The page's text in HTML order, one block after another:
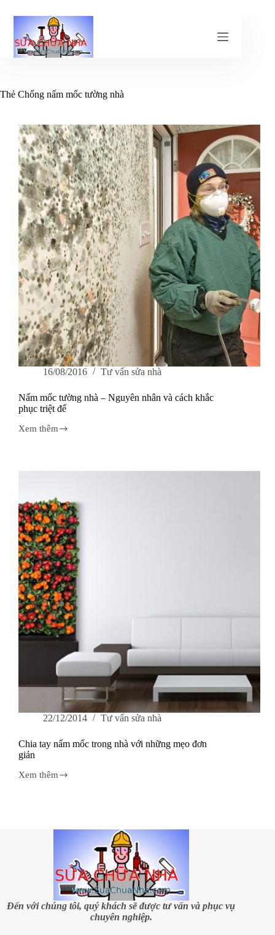
dung
Thẻ Chống nấm mốc tường nhà
16/08/2016 Tư vấn sửa nhà
Nấm mốc tường nhà – Nguyên nhân và cách khắc
phục triệt để
Xem thêm
Nấm
và
cách
khắc
phục
triệt
để
22/12/2014 Tư vấn sửa nhà
Chia tay nấm mốc trong nhà với những mẹo đơn
giản
Xem thêm
Chia
Đến với chúng tôi, quý khách sẽ được tư vấn và phục vụ
chuyên nghiệp.